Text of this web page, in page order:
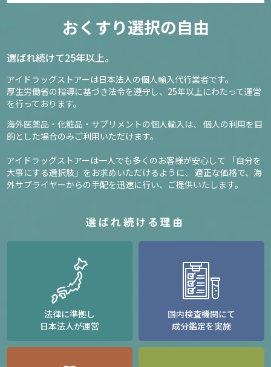
おくすり選択の自由
選ばれ続けて25年以上。
アイドラッグストアーは日本法人の個人輸入代行業者です。
厚生労働省の指導に基づき法令を遵守し、 25年以上にわたって運営
を行っております。
海外医薬品・化粧品・サプリメントの個人輸入は、
個人の利用を目
的とした場合のみご利用いただけます。
アイドラッグストアーは一人でも多くのお客様が安心して
「自分を
大事にする選択肢」をお求めいただけるように、
適正な価格で、海
外サプライヤーからの手配を迅速に行い、ご提供いたします。
選ばれ続ける理由
法律に準拠し
日本法人が運営
国内検査機関にて
成分鑑定を実施